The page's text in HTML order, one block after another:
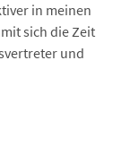
in meinen
sich die Zeit
und